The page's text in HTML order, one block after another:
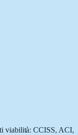
viabilità: CCISS, ACI,